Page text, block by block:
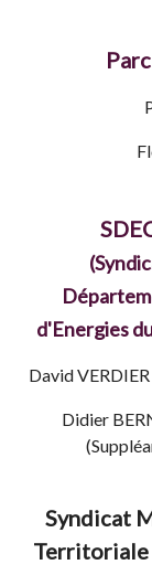
d'Energies
David
Didier
Syndicat
Territoriale